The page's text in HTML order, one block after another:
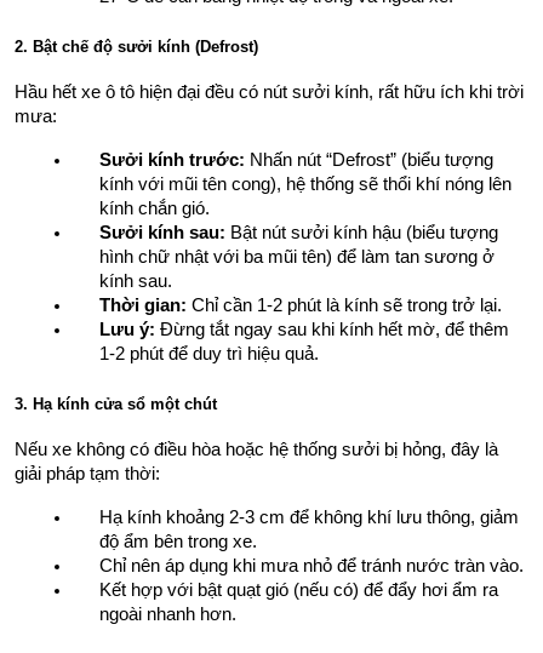
2. Bật chế độ sưởi kính (Defrost)
Hầu hết xe ô tô hiện đại đều có nút sưởi kính, rất hữu ích khi trời
mưa:
Sưởi kính trước: Nhấn nút “Defrost” (biểu tượng
kính với mũi tên cong), hệ thống sẽ thổi khí nóng lên
kính chắn gió.
Sưởi kính sau: Bật nút sưởi kính hậu (biểu tượng
hình chữ nhật với ba mũi tên) để làm tan sương ở
kính sau.
Thời gian: Chỉ cần 1-2 phút là kính sẽ trong trở lại.
Lưu ý: Đừng tắt ngay sau khi kính hết mờ, để thêm
1-2 phút để duy trì hiệu quả.
3. Hạ kính cửa sổ một chút
Nếu xe không có điều hòa hoặc hệ thống sưởi bị hỏng, đây là
giải pháp tạm thời:
Hạ kính khoảng 2-3 cm để không khí lưu thông, giảm
độ ẩm bên trong xe.
Chỉ nên áp dụng khi mưa nhỏ để tránh nước tràn vào.
Kết hợp với bật quạt gió (nếu có) để đẩy hơi ẩm ra
ngoài nhanh hơn.